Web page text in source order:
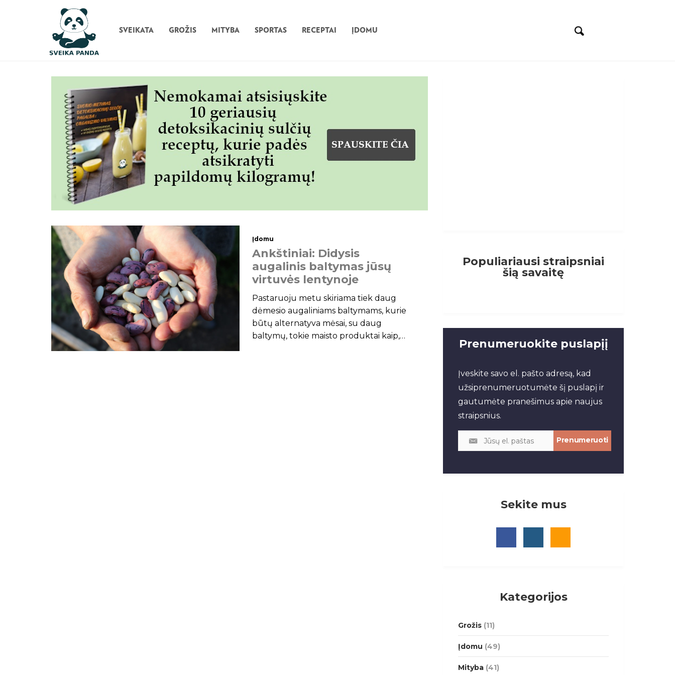
SVEIKATA GROŽIS MITYBA SPORTAS RECEPTAI ĮDOMU
Įdomu
Ankštiniai: Didysis
augalinis baltymas jūsų
virtuvės lentynoje
Pastaruoju metu skiriama tiek daug
dėmesio augaliniams baltymams, kurie
būtų alternatyva mėsai, su daug
baltymų, tokie maisto produktai kaip,
Populiariausi straipsniai
šią savaitę
Prenumeruokite puslapįį
Įveskite savo el. pašto adresą, kad
užsiprenumeruotumėte šį puslapį ir
gautumėte pranešimus apie naujus
straipsnius.
Sekite mus
Kategorijos
Grožis (11)
Įdomu (49)
Mityba (41)